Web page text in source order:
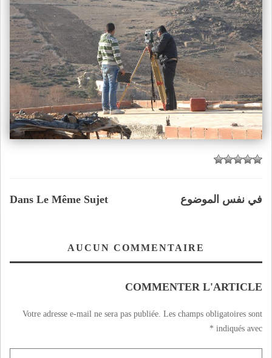
Dans Le Même Sujet في نفس الموضوع
AUCUN COMMENTAIRE
COMMENTER L'ARTICLE
Votre adresse e-mail ne sera pas publiée. Les champs obligatoires sont
indiqués avec
*